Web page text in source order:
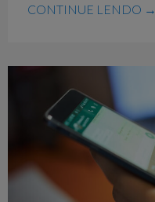
CONTINUE LENDO →